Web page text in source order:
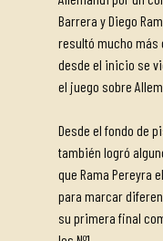
Barrera y Diego
resultó mucho más
desde el inicio se
el juego sobre
Desde el fondo de
también logró
que Rama Pereyra
para marcar
su primera final